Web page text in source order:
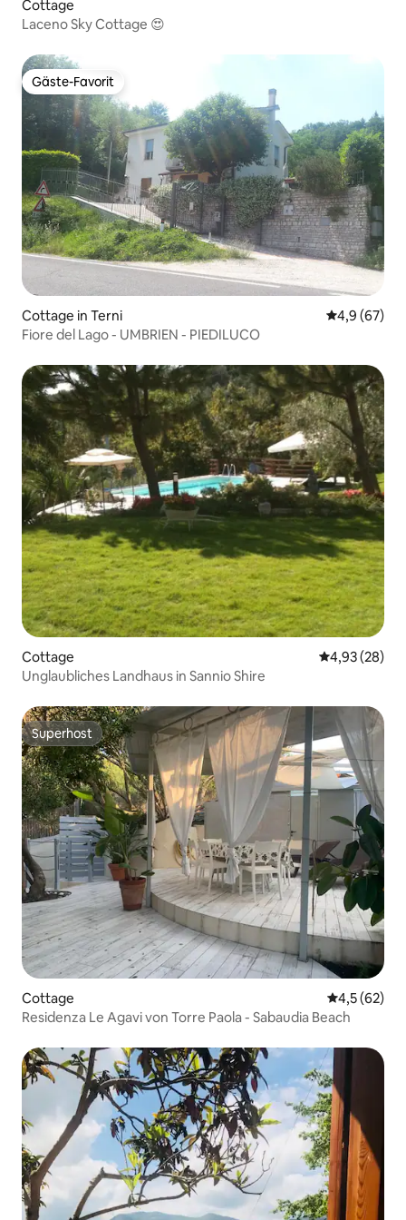
Cottage
Laceno Sky Cottage 😍
Gäste-Favorit
Gäste-Favorit
Cottage in Terni
4,9 (67)
Fiore del Lago - UMBRIEN - PIEDILUCO
Cottage
4,93 (28)
Unglaubliches Landhaus in Sannio Shire
Superhost
Superhost
Cottage
4,5 (62)
Residenza Le Agavi von Torre Paola - Sabaudia Beach